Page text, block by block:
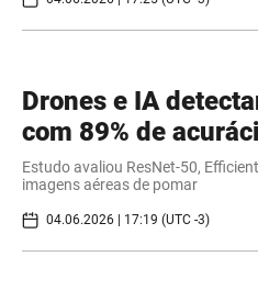
Drones e IA
com 89% de
Estudo avaliou ResNet-50,
imagens aéreas de pomar
04.06.2026 | 17:19 (UTC -3)